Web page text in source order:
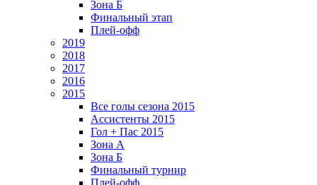
Зона Б
Финальный этап
Плей-офф
2019
2018
2017
2016
2015
Все голы сезона 2015
Ассистенты 2015
Гол + Пас 2015
Зона А
Зона Б
Финальный турнир
Плей-офф